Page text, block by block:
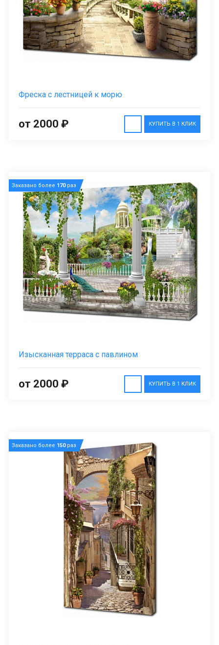
Фреска с лестницей к морю
КУПИТЬ В 1 КЛИК
от 2000 ₽
Заказано более 170раз
Изысканная терраса с павлином
КУПИТЬ В 1 КЛИК
от 2000 ₽
Заказано более 150раз